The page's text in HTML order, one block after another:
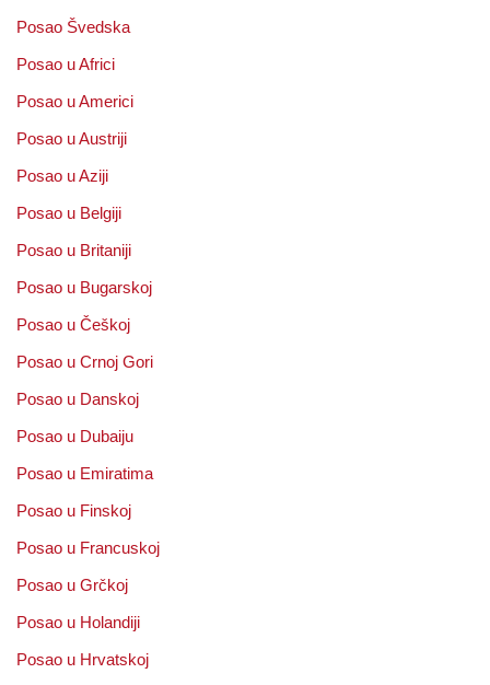
Posao Švedska
Posao u Africi
Posao u Americi
Posao u Austriji
Posao u Aziji
Posao u Belgiji
Posao u Britaniji
Posao u Bugarskoj
Posao u Češkoj
Posao u Crnoj Gori
Posao u Danskoj
Posao u Dubaiju
Posao u Emiratima
Posao u Finskoj
Posao u Francuskoj
Posao u Grčkoj
Posao u Holandiji
Posao u Hrvatskoj